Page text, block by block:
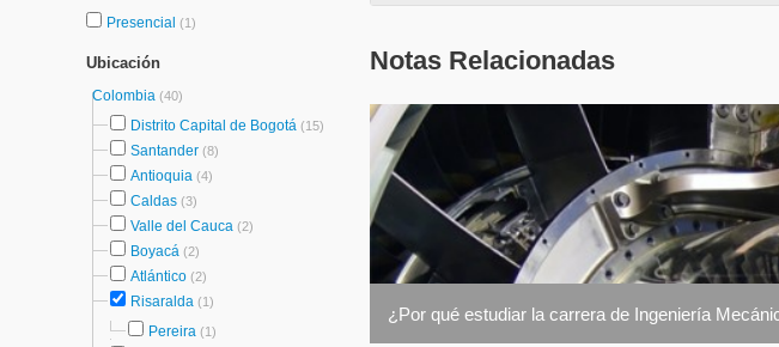
Presencial (1)
Ubicación
Colombia (40)
Distrito Capital de Bogotá (15)
Santander (8)
Antioquia (4)
Caldas (3)
Valle del Cauca (2)
Boyacá (2)
Atlántico (2)
Risaralda (1)
Pereira (1)
Notas Relacionadas
¿Por qué estudiar la carrera de Ingeniería